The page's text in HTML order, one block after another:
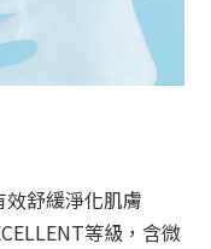
舒緩淨化肌膚
等級，含微